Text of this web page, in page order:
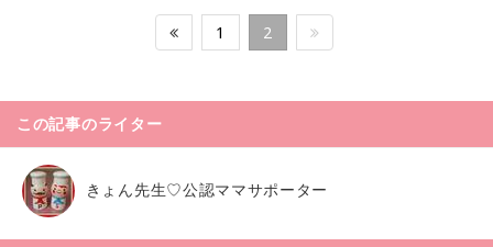
1 2
この記事のライター
きょん先生♡公認ママサポーター